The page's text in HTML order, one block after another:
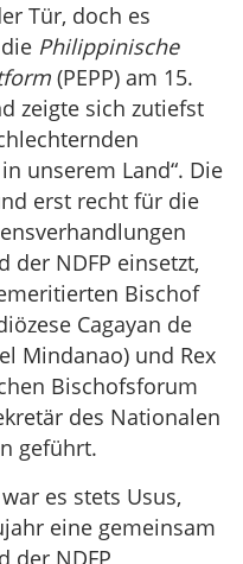
Tür, doch es
Philippinische
(PEPP) am 15.
zeigte sich zutiefst
unserem Land“. Die
erst recht für die
der NDFP einsetzt,
Bischof
Cagayan de
Mindanao) und Rex
Bischofsforum
des Nationalen
geführt.
es stets Usus,
eine gemeinsam
der NDFP